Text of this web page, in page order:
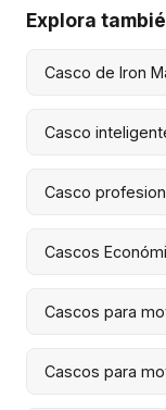
Explora
Casco de Iron
Casco
Casco
Cascos
Cascos para
Cascos para